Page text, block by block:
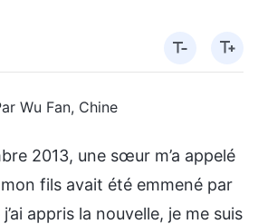
Wu Fan, Chine
2013, une sœur m’a appelé
fils avait été emmené par
appris la nouvelle, je me suis